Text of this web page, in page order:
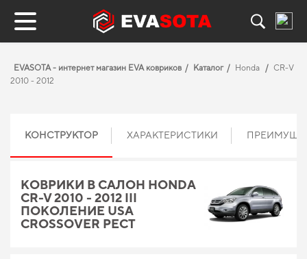
EVASOTA - интернет магазин EVA ковриков Каталог Honda
CR-V
2010 - 2012
КОНСТРУКТОР ХАРАКТЕРИСТИКИ
КОВРИКИ В САЛОН HONDA
CR-V 2010 - 2012 III
ПОКОЛЕНИЕ USA
CROSSOVER РЕСТ